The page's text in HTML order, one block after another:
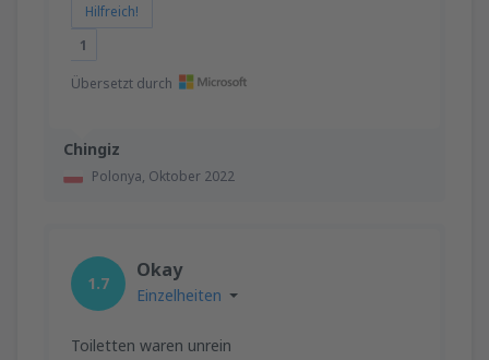
Chingiz
Polonya, Oktober 2022
Hilfreich!
1
Übersetzt durch
1.7
Okay
Einzelheiten
Toiletten waren unrein